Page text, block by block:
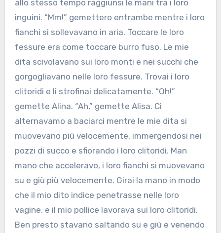
allo stesso tempo raggiunsi le mani tra i loro
inguini. “Mm!” gemettero entrambe mentre i loro
fianchi si sollevavano in aria. Toccare le loro
fessure era come toccare burro fuso. Le mie
dita scivolavano sui loro monti e nei succhi che
gorgogliavano nelle loro fessure. Trovai i loro
clitoridi e li strofinai delicatamente. “Oh!”
gemette Alina. “Ah,” gemette Alisa. Ci
alternavamo a baciarci mentre le mie dita si
muovevano più velocemente, immergendosi nei
pozzi di succo e sfiorando i loro clitoridi. Man
mano che acceleravo, i loro fianchi si muovevano
su e giù più velocemente. Girai la mano in modo
che il mio dito indice penetrasse nelle loro
vagine, e il mio pollice lavorava sui loro clitoridi.
Ben presto stavano saltando su e giù e venendo